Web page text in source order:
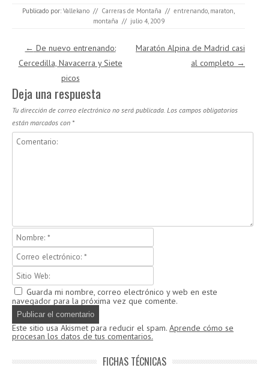
Publicado por: Vallekano // Carreras de Montaña // entrenando, maraton,
montaña // julio 4, 2009
Navegación de entradas
← De nuevo entrenando:
Cercedilla, Navacerra y Siete
picos
Maratón Alpina de Madrid casi
al completo →
Deja una respuesta
Tu dirección de correo electrónico no será publicada. Los campos obligatorios
están marcados con *
Guarda mi nombre, correo electrónico y web en este
navegador para la próxima vez que comente.
Este sitio usa Akismet para reducir el spam. Aprende cómo se
procesan los datos de tus comentarios.
FICHAS TÉCNICAS